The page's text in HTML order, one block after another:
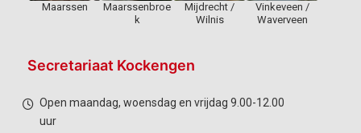
Maarssen
Maarssenbroe
k
Mijdrecht /
Wilnis
Vinkeveen /
Waverveen
Secretariaat Kockengen
Open maandag, woensdag en vrijdag 9.00-12.00
uur